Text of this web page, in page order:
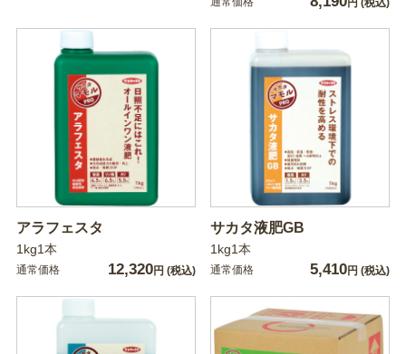
円 (税込)
アラフェスタ
1kg1本
通常価格 12,320円 (税込)
サカタ液肥GB
1kg1本
通常価格 5,410円 (税込)